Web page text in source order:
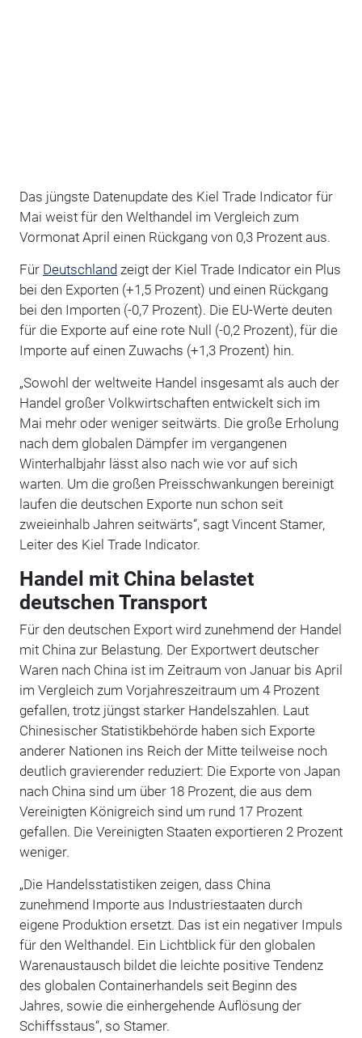
Das jüngste Datenupdate des Kiel Trade Indicator für
Mai weist für den Welthandel im Vergleich zum
Vormonat April einen Rückgang von 0,3 Prozent aus.
Für Deutschlandzeigt der Kiel Trade Indicator ein Plus
bei den Exporten (+1,5 Prozent) und einen Rückgang
bei den Importen (-0,7 Prozent). Die EU-Werte deuten
für die Exporte auf eine rote Null (-0,2 Prozent), für die
Importe auf einen Zuwachs (+1,3 Prozent) hin.
„Sowohl der weltweite Handel insgesamt als auch der
Handel großer Volkwirtschaften entwickelt sich im
Mai mehr oder weniger seitwärts. Die große Erholung
nach dem globalen Dämpfer im vergangenen
Winterhalbjahr lässt also nach wie vor auf sich
warten. Um die großen Preisschwankungen bereinigt
laufen die deutschen Exporte nun schon seit
zweieinhalb Jahren seitwärts“, sagt Vincent Stamer,
Leiter des Kiel Trade Indicator.
Handel mit China belastet
deutschen Transport
Für den deutschen Export wird zunehmend der Handel
mit China zur Belastung. Der Exportwert deutscher
Waren nach China ist im Zeitraum von Januar bis April
im Vergleich zum Vorjahreszeitraum um 4 Prozent
gefallen, trotz jüngst starker Handelszahlen. Laut
Chinesischer Statistikbehörde haben sich Exporte
anderer Nationen ins Reich der Mitte teilweise noch
deutlich gravierender reduziert: Die Exporte von Japan
nach China sind um über 18 Prozent, die aus dem
Vereinigten Königreich sind um rund 17 Prozent
gefallen. Die Vereinigten Staaten exportieren 2 Prozent
weniger.
„Die Handelsstatistiken zeigen, dass China
zunehmend Importe aus Industriestaaten durch
eigene Produktion ersetzt. Das ist ein negativer Impuls
für den Welthandel. Ein Lichtblick für den globalen
Warenaustausch bildet die leichte positive Tendenz
des globalen Containerhandels seit Beginn des
Jahres, sowie die einhergehende Auflösung der
Schiffsstaus“, so Stamer.